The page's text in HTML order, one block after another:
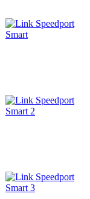
Speedport
Smart
Speedport
Smart 2
Speedport
Smart 3